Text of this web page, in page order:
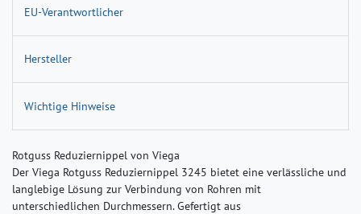
EU-Verantwortlicher
Hersteller
Wichtige Hinweise
Rotguss Reduziernippel von Viega
Der Viega Rotguss Reduziernippel 3245 bietet eine verlässliche und
langlebige Lösung zur Verbindung von Rohren mit
unterschiedlichen Durchmessern. Gefertigt aus